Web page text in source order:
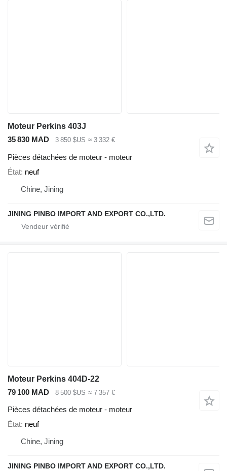
Moteur Perkins 403J
35 830 MAD
3 850 $US ≈ 3 332 €
Pièces détachées de moteur - moteur
État neuf
Chine, Jining
JINING PINBO IMPORT AND EXPORT CO.,LTD.
Moteur Perkins 404D-22
79 100 MAD
8 500 $US ≈ 7 357 €
Pièces détachées de moteur - moteur
État neuf
Chine, Jining
JINING PINBO IMPORT AND EXPORT CO.,LTD.